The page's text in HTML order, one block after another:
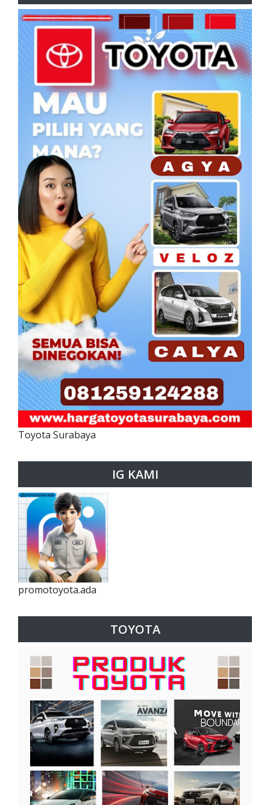
Toyota Surabaya
IG KAMI
promotoyota.ada
TOYOTA